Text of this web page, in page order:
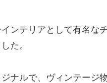
ンテリアとして有名な
た。
ナルで、ヴィンテージ